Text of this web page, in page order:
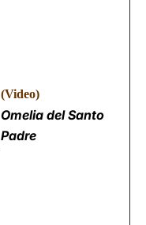
(Video)
Omelia del Santo
Padre